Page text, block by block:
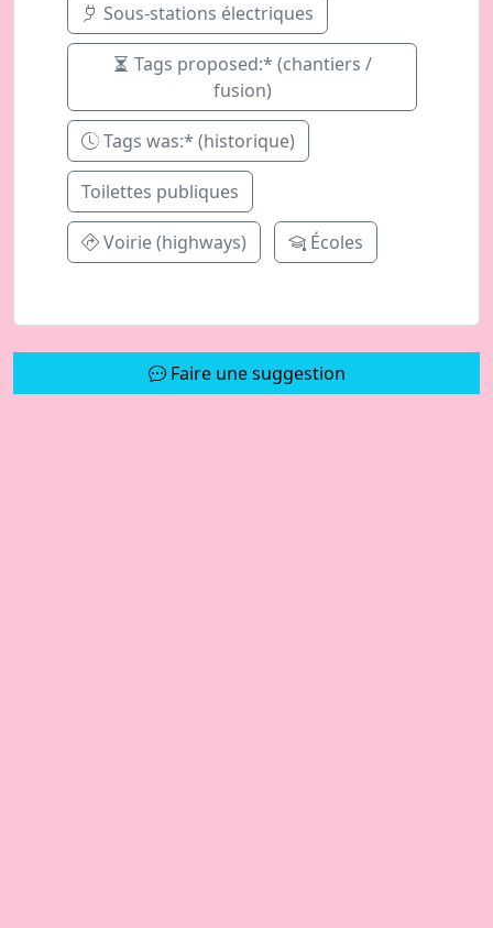
Sous-stations électriques
Tags proposed:* (chantiers /
fusion)
Tags was:* (historique)
Toilettes publiques
Voirie (highways) Écoles
Faire une suggestion